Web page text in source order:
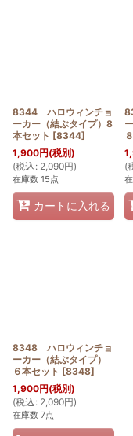
8344 ハロウィンチョ
ーカー（結ぶタイプ）8
本セット [8344]
1,900円(税別)
(税込 : 2,090円)
在庫数 15点
カートに入れる
(
8348 ハロウィンチョ
ーカー（結ぶタイプ）
６本セット [8348]
1,900円(税別)
(税込 : 2,090円)
在庫数 7点